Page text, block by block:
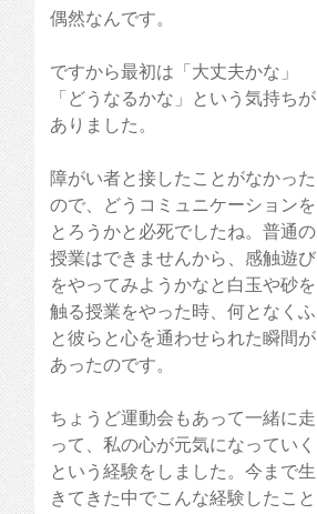
偶然なんです。
ですから最初は「大丈夫かな」
「どうなるかな」という気持ちが
ありました。
障がい者と接したことがなかった
ので、どうコミュニケーションを
とろうかと必死でしたね。普通の
授業はできませんから、感触遊び
をやってみようかなと白玉や砂を
触る授業をやった時、何となくふ
と彼らと心を通わせられた瞬間が
あったのです。
ちょうど運動会もあって一緒に走
って、私の心が元気になっていく
という経験をしました。今まで生
きてきた中でこんな経験したこと